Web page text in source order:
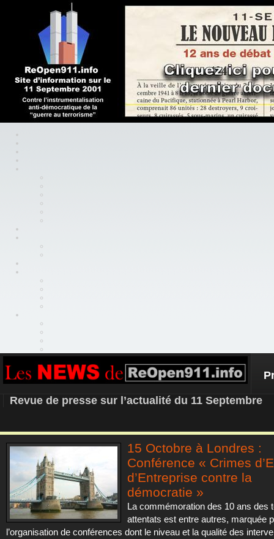
REOPEN911 – NEWS
Revue de presse sur l’actualité du 11 Septembre
15 Octobre à Londres :
Conférence « Crimes
d’Entreprise contre la
démocratie »
La commémoration des 10 ans des
attentats est entre autres, marquée
l’organisation de conférences dont le niveau et la qualité des